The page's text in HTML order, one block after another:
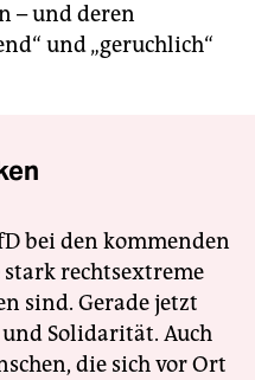
– und deren
und „geruchlich“
bei den kommenden
rechtsextreme
sind. Gerade jetzt
Solidarität. Auch
die sich vor Ort